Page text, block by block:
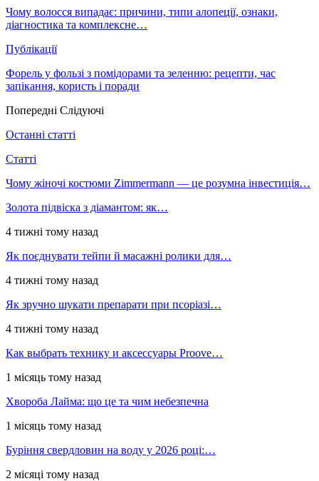
Чому волосся випадає: причини, типи алопеції, ознаки,
діагностика та комплексне…
Публікації
Форель у фользі з помідорами та зеленню: рецепти, час
запікання, користь і поради
Попередні Слідуючі
Останні статті
Статті
Чому жіночі костюми Zimmermann — це розумна інвестиція…
Золота підвіска з діамантом: як…
4 тижні тому назад
Як поєднувати тейпи й масажні ролики для…
4 тижні тому назад
Як зручно шукати препарати при псоріазі…
4 тижні тому назад
Как выбрать технику и аксессуары Proove…
1 місяць тому назад
Хвороба Лайма: що це та чим небезпечна
1 місяць тому назад
Буріння свердловин на воду у 2026 році:…
2 місяці тому назад